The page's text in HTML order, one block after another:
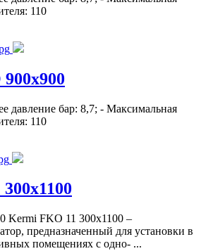
110
давление бар: 8,7; - Максимальная
110
Kermi FKO 11 300x1100 –
предназначенный для установки в
помещениях с одно- ...